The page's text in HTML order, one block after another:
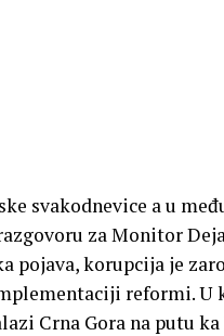
svakodnevice a u
za Monitor
pojava, korupcija je
reformi.
Crna Gora na putu